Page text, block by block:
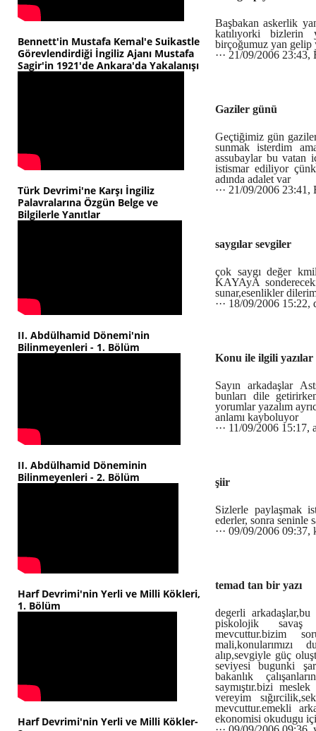
Bennett'in Mustafa Kemal'e Suikastle
Görevlendirdiği İngiliz Ajanı Mustafa
Sagir'in 1921'de Ankara'da Yakalanışı
Türk Devrimi'ne Karşı İngiliz
Palavralarına Özgün Belge ve
Bilgilerle Yanıtlar
II. Abdülhamid Dönemi'nin
Bilinmeyenleri - 1. Bölüm
II. Abdülhamid Döneminin
Bilinmeyenleri - 2. Bölüm
Harf Devrimi'nin Yerli ve Milli Kökleri,
1. Bölüm
Harf Devrimi'nin Yerli ve Milli Kökler-
Başbakan askerlik
katılıyorki bizlerin
birçoğumuz yan gelip
··· 21/09/2006 23:43,
Gaziler günü
Geçtiğimiz gün
sunmak isterdim
assubaylar bu vatan
istismar ediliyor
adında adalet var
··· 21/09/2006 23:41,
saygılar sevgiler
çok saygı değer
KAYAyA
sunar,esenlikler
··· 18/09/2006
Konu ile ilgili yazılar
Sayın arkadaşlar
bunları dile
yorumlar yazalım
anlamı kayboluyor
··· 11/09/2006 15:17,
şiir
Sizlerle paylaşmak
ederler, sonra seninle
··· 09/09/2006 09:37,
temad tan bir yazı
degerli arkadaşlar,bu
piskolojik savaş
mevcuttur.bizim
mali,konularımızı
alıp,sevgiyle güç
seviyesi bugunki
bakanlık
saymıştır.bizi
vereyim
mevcuttur.emekli
ekonomisi okudugu